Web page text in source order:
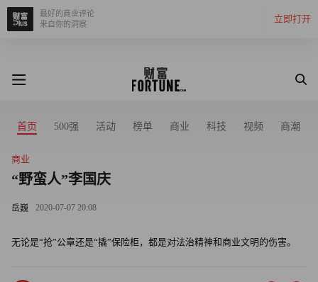
立即打开
最好的商业评论
来自你的洞察
首页 500强 活动 榜单 商业 科技 视频 商潮
商业
“野蛮人”李国庆
岳巍 2020-07-07 20:08
无论是“抢”公章还是“撬”保险柜，都是对法治精神和商业文明的伤害。